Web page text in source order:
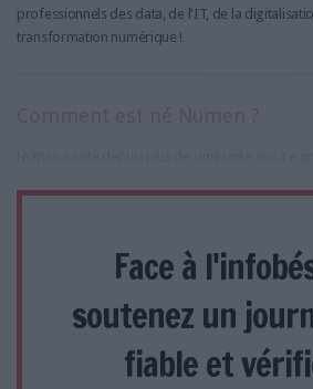
professionnels des data, de l'IT, de la
transformation numérique !
Comment est né Numen ?
Face à
soutenez un
fiable et